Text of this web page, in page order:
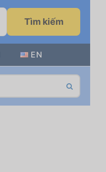
Tìm kiếm
EN